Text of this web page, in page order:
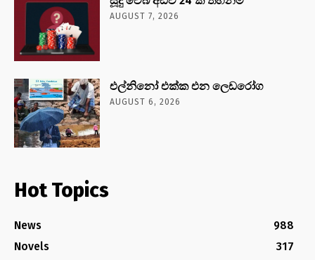
AUGUST 7, 2026
එල්නිනෝ එක්ක එන ලෙඩරෝග
AUGUST 6, 2026
Hot Topics
News
988
Novels
317